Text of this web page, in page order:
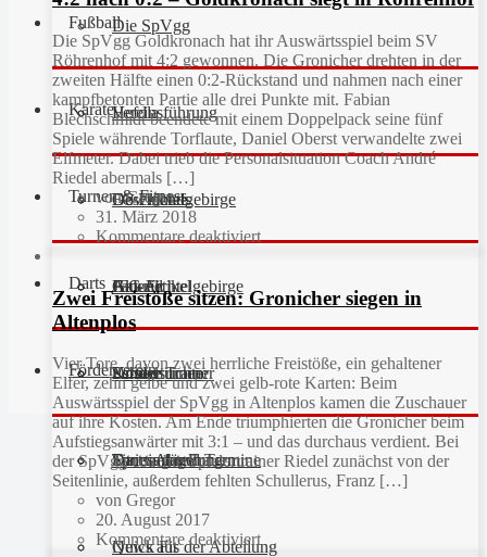
Die SpVgg
Vereinsführung
Geschichte
Fan-Artikel
Partner
Sportanlagen
Hefdla
Downloads
Galerie
Fußball
FC Fichtelgebirge
JFG Fichtelgebirge
Schiedsrichter
Karate
Aktuell
Unsere Trainer
Training und Termine
Turnen & Fitness
Kinderturnen
Fitness für Frauen
Quick Fit
Darts
Darts-Abteilung
News aus der Abteilung
Förderverein
Die SpVgg Goldkronach hat ihr Auswärtsspiel beim SV
Röhrenhof mit 4:2 gewonnen. Die Gronicher drehten in der
zweiten Hälfte einen 0:2-Rückstand und nahmen nach einer
kampfbetonten Partie alle drei Punkte mit. Fabian
Blechschmidt beendete mit einem Doppelpack seine fünf
Spiele währende Torflaute, Daniel Oberst verwandelte zwei
Elfmeter. Dabei trieb die Personalsituation Coach André
Riedel abermals […]
von Gregor
31. März 2018
Kommentare deaktiviert
Zwei Freistöße sitzen: Gronicher siegen in
Altenplos
Vier Tore, davon zwei herrliche Freistöße, ein gehaltener
Elfer, zehn gelbe und zwei gelb-rote Karten: Beim
Auswärtsspiel der SpVgg in Altenplos kamen die Zuschauer
auf ihre Kosten. Am Ende triumphierten die Gronicher beim
Aufstiegsanwärter mit 3:1 – und das durchaus verdient. Bei
der SpVgg coachte Spielertrainer Riedel zunächst von der
Seitenlinie, außerdem fehlten Schullerus, Franz […]
von Gregor
20. August 2017
Kommentare deaktiviert